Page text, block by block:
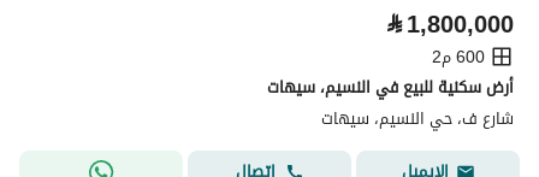
⃁1,800,000
600 م2
أرض سكنية للبيع في النسيم، سيهات
شارع ف، حي النسيم، سيهات